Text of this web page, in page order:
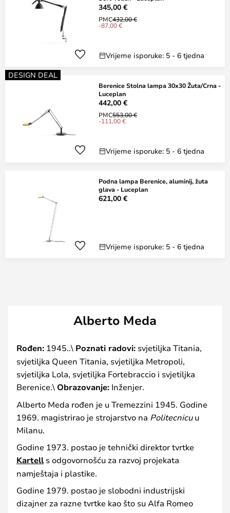
345,00 €
PMC432,00 €
-87,00 €
Vrijeme isporuke: 5 - 6 tjedna
DESIGN DEAL
Berenice Stolna lampa 30x30 Žuta/Crna -
Luceplan
442,00 €
PMC553,00 €
-111,00 €
Vrijeme isporuke: 5 - 6 tjedna
Podna lampa Berenice, aluminij, žuta
glava - Luceplan
621,00 €
Vrijeme isporuke: 5 - 6 tjedna
Alberto Meda
Rođen: 1945..\ Poznati radovi: svjetiljka Titania,
svjetiljka Queen Titania, svjetiljka Metropoli,
svjetiljka Lola, svjetiljka Fortebraccio i svjetiljka
Berenice.\ Obrazovanje: Inženjer.
Alberto Meda rođen je u Tremezzini 1945. Godine
1969. magistrirao je strojarstvo na Politecnicuu
Milanu.
Godine 1973. postao je tehnički direktor tvrtke
Kartell s odgovornošću za razvoj projekata
namještaja i plastike.
Godine 1979. postao je slobodni industrijski
dizajner za razne tvrtke kao što su Alfa Romeo